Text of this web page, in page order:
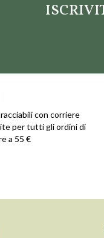
con corriere
per tutti gli ordini di
a 55 €